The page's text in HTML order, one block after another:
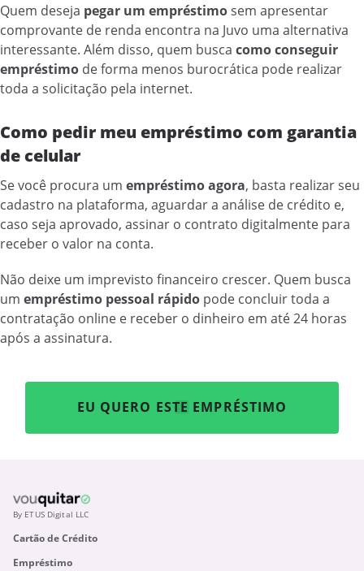
Quem deseja pegar um empréstimosem apresentar
comprovante de renda encontra na Juvo uma alternativa
interessante. Além disso, quem busca como conseguir
empréstimo de forma menos burocrática pode realizar
toda a solicitação pela internet.
Como pedir meu empréstimo com garantia
de celular
Se você procura um empréstimo agora, basta realizar seu
cadastro na plataforma, aguardar a análise de crédito e,
caso seja aprovado, assinar o contrato digitalmente para
receber o valor na conta.
Não deixe um imprevisto financeiro crescer. Quem busca
um empréstimo pessoal rápido pode concluir toda a
contratação online e receber o dinheiro em até 24 horas
após a assinatura.
EU QUERO ESTE EMPRÉSTIMO
By ETUS Digital LLC
Cartão de Crédito
Empréstimo